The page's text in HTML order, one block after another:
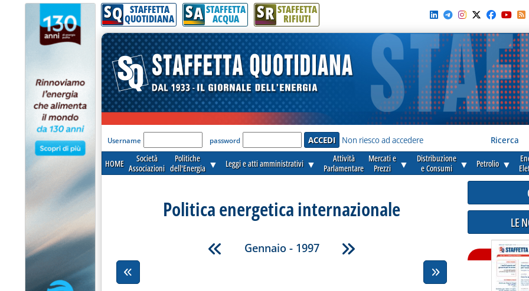
SQ STAFFETTA
QUOTIDIANA SA STAFFETTA
ACQUA SR STAFFETTA
RIFIUTI
'Modulo Login per accedere'
Username password Non riesco ad accedere Ricerca
HOME
Società
Associazioni
Politiche
dell'Energia ▼ Leggi e atti amministrativi ▼
Attività
Parlamentare
Mercati e
Prezzi
▼
Distribuzione
e Consumi
▼ Petrolio ▼
Politica energetica internazionale
Gennaio - 1997
LE